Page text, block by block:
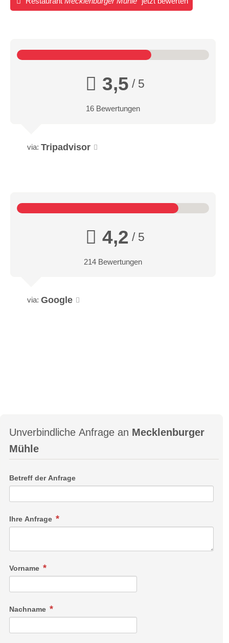
3,5 / 5
16 Bewertungen
via: Tripadvisor
4,2 / 5
214 Bewertungen
via: Google
Unverbindliche Anfrage an Mecklenburger
Mühle
Betreff der Anfrage
Ihre Anfrage
Vorname
Nachname